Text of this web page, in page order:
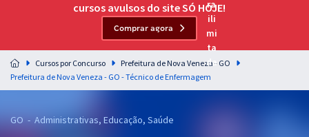
Residências Multiprofissionais
Preparação completa e intensiva para as principais
residências em saúde do Brasil
cursos avulsos do site SÓ HOJE!
Comprar agora
Cursos por Concurso
Prefeitura de Nova Veneza - GO
Prefeitura de Nova Veneza - GO - Técnico de Enfermagem
GO - Administrativas, Educação, Saúde